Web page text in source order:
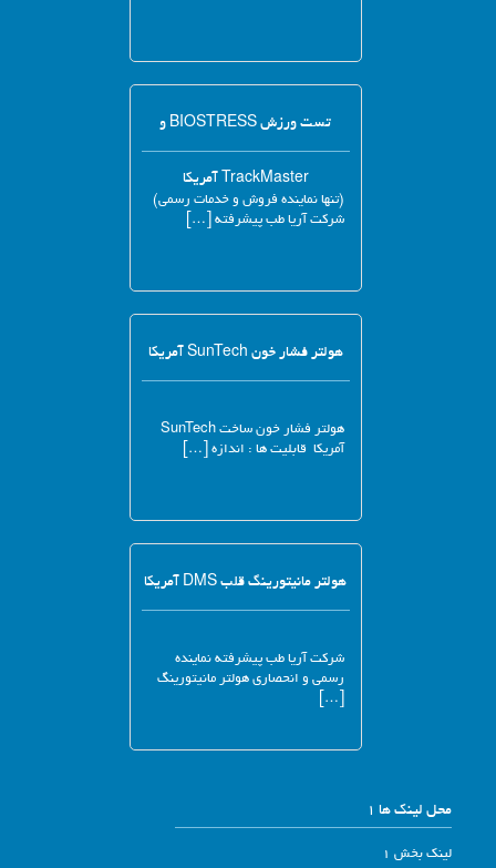
تست ورزش BIOSTRESS و
TrackMaster آمریکا
(تنها نماینده فروش و خدمات رسمی)
شرکت آریا طب پیشرفته […]
هولتر فشار خون SunTech آمریکا
هولتر فشار خون ساخت SunTech
آمریکا قابلیت ها : اندازه […]
هولتر مانیتورینگ قلب DMS آمریکا
شرکت آریا طب پیشرفته نماینده
رسمی و انحصاری هولتر مانیتورینگ
[…]
محل لینک ها 1
لینک بخش 1